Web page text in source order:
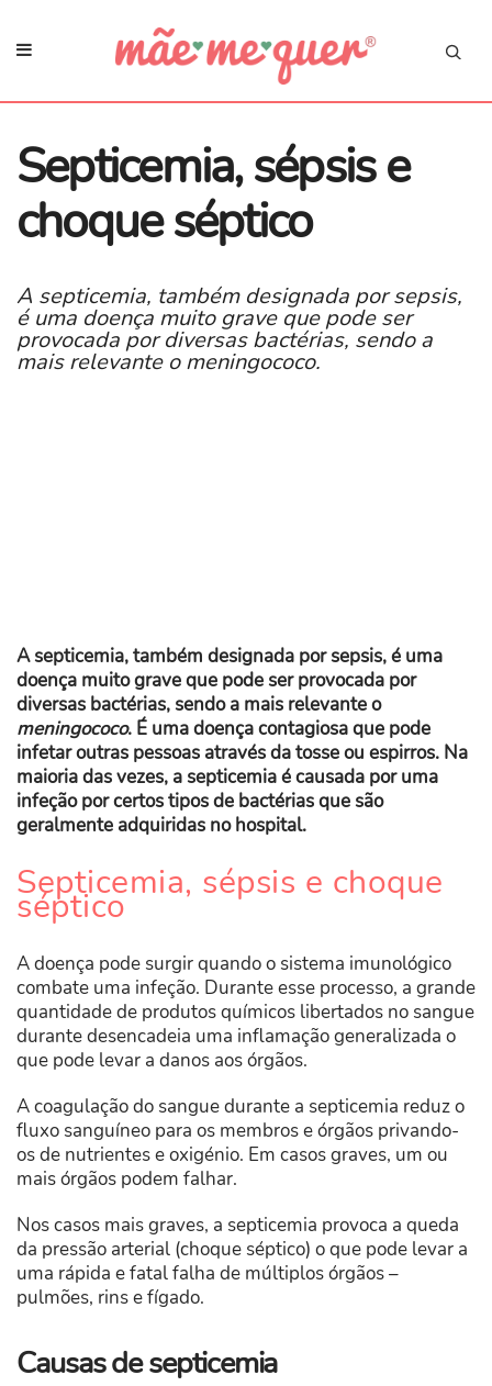
Septicemia, sépsis e
choque séptico
A septicemia, também designada por sepsis,
é uma doença muito grave que pode ser
provocada por diversas bactérias, sendo a
mais relevante o meningococo.
A septicemia, também designada por sepsis, é uma
doença muito grave que pode ser provocada por
diversas bactérias, sendo a mais relevante o
meningococo. É uma doença contagiosa que pode
infetar outras pessoas através da tosse ou espirros. Na
maioria das vezes, a septicemia é causada por uma
infeção por certos tipos de bactérias que são
geralmente adquiridas no hospital.
Septicemia, sépsis e choque
séptico
A doença pode surgir quando o sistema imunológico
combate uma infeção. Durante esse processo, a grande
quantidade de produtos químicos libertados no sangue
durante desencadeia uma inflamação generalizada o
que pode levar a danos aos órgãos.
A coagulação do sangue durante a septicemia reduz o
fluxo sanguíneo para os membros e órgãos privando-
os de nutrientes e oxigénio. Em casos graves, um ou
mais órgãos podem falhar.
Nos casos mais graves, a septicemia provoca a queda
da pressão arterial (choque séptico) o que pode levar a
uma rápida e fatal falha de múltiplos órgãos –
pulmões, rins e fígado.
Causas de septicemia